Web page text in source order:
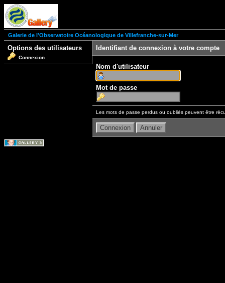
Galerie de l'Observatoire Océanologique de Villefranche-sur-Mer
Options des utilisateurs
Connexion
Identifiant de connexion à votre compte
Nom d'utilisateur
Mot de passe
Les mots de passe perdus ou oubliés peuvent être